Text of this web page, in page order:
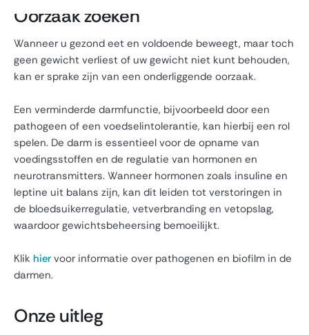
Oorzaak zoeken
Wanneer u gezond eet en voldoende beweegt, maar toch
geen gewicht verliest of uw gewicht niet kunt behouden,
kan er sprake zijn van een onderliggende oorzaak.
Een verminderde darmfunctie, bijvoorbeeld door een
pathogeen of een voedselintolerantie, kan hierbij een rol
spelen. De darm is essentieel voor de opname van
voedingsstoffen en de regulatie van hormonen en
neurotransmitters. Wanneer hormonen zoals insuline en
leptine uit balans zijn, kan dit leiden tot verstoringen in
de bloedsuikerregulatie, vetverbranding en vetopslag,
waardoor gewichtsbeheersing bemoeilijkt.
Klik hier voor informatie over pathogenen en biofilm in de
darmen.
Onze uitleg